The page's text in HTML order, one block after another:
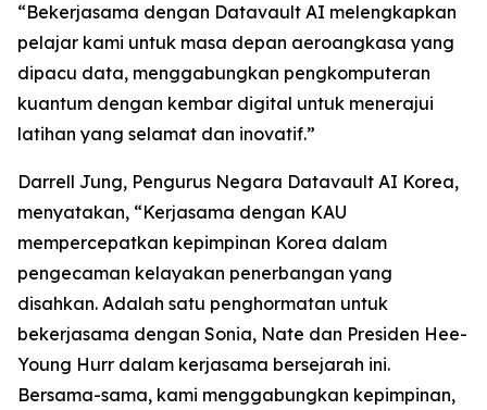
“Bekerjasama dengan Datavault AI melengkapkan
pelajar kami untuk masa depan aeroangkasa yang
dipacu data, menggabungkan pengkomputeran
kuantum dengan kembar digital untuk menerajui
latihan yang selamat dan inovatif.”
Darrell Jung, Pengurus Negara Datavault AI Korea,
menyatakan, “Kerjasama dengan KAU
mempercepatkan kepimpinan Korea dalam
pengecaman kelayakan penerbangan yang
disahkan. Adalah satu penghormatan untuk
bekerjasama dengan Sonia, Nate dan Presiden Hee-
Young Hurr dalam kerjasama bersejarah ini.
Bersama-sama, kami menggabungkan kepimpinan,